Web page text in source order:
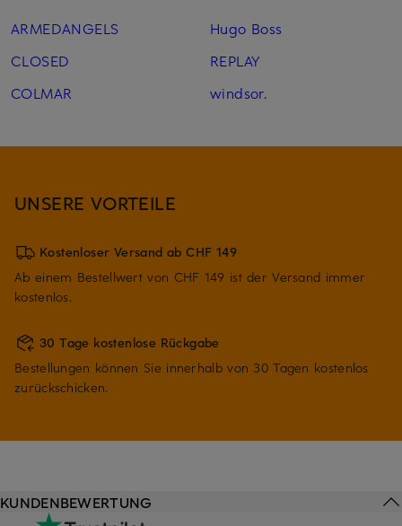
ARMEDANGELS
CLOSED
COLMAR
Hugo Boss
REPLAY
windsor.
UNSERE VORTEILE
Kostenloser Versand ab CHF 149
Ab einem Bestellwert von CHF 149 ist der Versand immer
kostenlos.
30 Tage kostenlose Rückgabe
Bestellungen können Sie innerhalb von 30 Tagen kostenlos
zurückschicken.
KUNDENBEWERTUNG